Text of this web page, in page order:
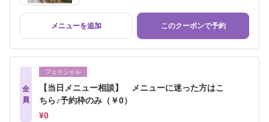
メニューを追加 このクーポンで予約
全
員
フェイシャル
【当日メニュー相談】 メニューに迷った方はこ
ちら♪予約枠のみ（￥0）
¥0